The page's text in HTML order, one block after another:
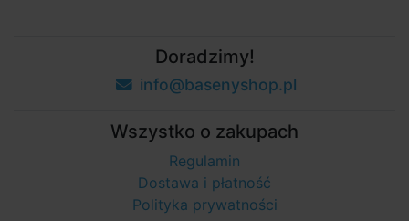
Doradzimy!
info@basenyshop.pl
Wszystko o zakupach
Regulamin
Dostawa i płatność
Polityka prywatności